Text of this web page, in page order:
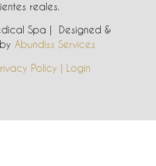
reales.
Spa | Designed &
Abundiss Services
Policy | Login